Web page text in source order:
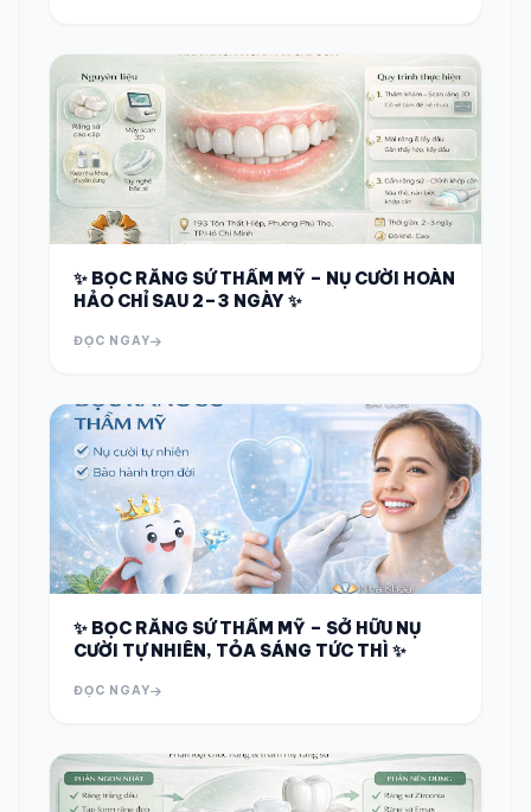
✨ BỌC RĂNG SỨ THẨM MỸ – NỤ CƯỜI HOÀN
HẢO CHỈ SAU 2–3 NGÀY ✨
ĐỌC NGAY
✨ BỌC RĂNG SỨ THẨM MỸ – SỞ HỮU NỤ
CƯỜI TỰ NHIÊN, TỎA SÁNG TỨC THÌ ✨
ĐỌC NGAY